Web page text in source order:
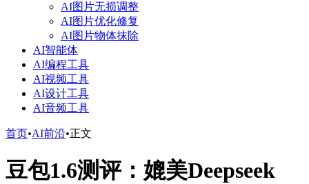
AI图片无损调整
AI图片优化修复
AI图片物体抹除
AI智能体
AI编程工具
AI视频工具
AI设计工具
AI音频工具
首页•AI前沿•正文
豆包1.6测评：媲美Deepseek